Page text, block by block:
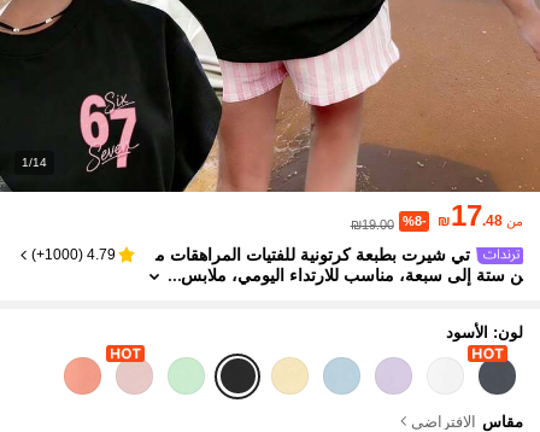
1/14
من ₪17.48
%8-
₪19.00
تي شيرت بطبعة كرتونية للفتيات المراهقات م
ن ستة إلى سبعة، مناسب للارتداء اليومي، ملابس
4.79
(
1000+
)
لون: الأسود
مقاس الافتراضي